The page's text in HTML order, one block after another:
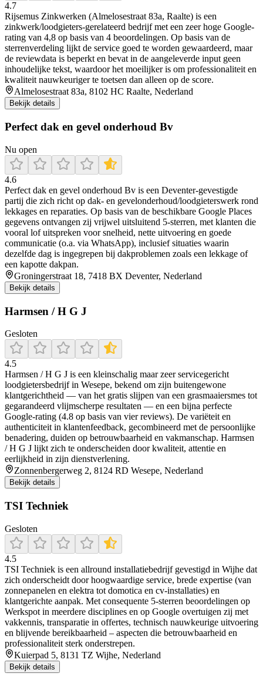
4.7
Rijsemus Zinkwerken (Almelosestraat 83a, Raalte) is een
zinkwerk/loodgieters-gerelateerd bedrijf met een zeer hoge Google-
rating van 4,8 op basis van 4 beoordelingen. Op basis van de
sterrenverdeling lijkt de service goed te worden gewaardeerd, maar
de reviewdata is beperkt en bevat in de aangeleverde input geen
inhoudelijke tekst, waardoor het moeilijker is om professionaliteit en
kwaliteit nauwkeuriger te toetsen dan alleen op de score.
Almelosestraat 83a, 8102 HC Raalte, Nederland
Bekijk details
Perfect dak en gevel onderhoud Bv
Nu open
4.6
Perfect dak en gevel onderhoud Bv is een Deventer-gevestigde
partij die zich richt op dak- en gevelonderhoud/loodgieterswerk rond
lekkages en reparaties. Op basis van de beschikbare Google Places
gegevens ontvangen zij vrijwel uitsluitend 5-sterren, met klanten die
vooral lof uitspreken voor snelheid, nette uitvoering en goede
communicatie (o.a. via WhatsApp), inclusief situaties waarin
dezelfde dag is ingegrepen bij dakproblemen zoals een lekkage of
een kapotte dakpan.
Groningerstraat 18, 7418 BX Deventer, Nederland
Bekijk details
Harmsen / H G J
Gesloten
4.5
Harmsen / H G J is een kleinschalig maar zeer servicegericht
loodgietersbedrijf in Wesepe, bekend om zijn buitengewone
klantgerichtheid — van het gratis slijpen van een grasmaaiersmes tot
gegarandeerd vlijmscherpe resultaten — en een bijna perfecte
Google‑rating (4.8 op basis van vier reviews). De variëteit en
authenticiteit in klantenfeedback, gecombineerd met de persoonlijke
benadering, duiden op betrouwbaarheid en vakmanschap. Harmsen
/ H G J lijkt zich te onderscheiden door kwaliteit, attentie en
eerlijkheid in zijn dienstverlening.
Zonnenbergerweg 2, 8124 RD Wesepe, Nederland
Bekijk details
TSI Techniek
Gesloten
4.5
TSI Techniek is een allround installatiebedrijf gevestigd in Wijhe dat
zich onderscheidt door hoogwaardige service, brede expertise (van
zonnepanelen en elektra tot domotica en cv-installaties) en
klantgerichte aanpak. Met consequente 5-sterren beoordelingen op
Werkspot in meerdere disciplines en op Google overtuigen zij met
vakkennis, transparatie in offertes, technisch nauwkeurige uitvoering
en blijvende bereikbaarheid – aspecten die betrouwbaarheid en
professionaliteit sterk onderstrepen.
Kuierpad 5, 8131 TZ Wijhe, Nederland
Bekijk details